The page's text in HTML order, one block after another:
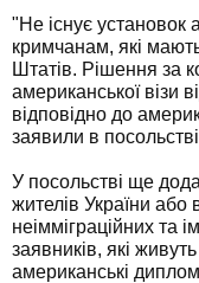
"Не існує установок
кримчанам, які
Штатів. Рішення за
американської візи
відповідно до
заявили в
У посольстві ще
жителів України або
неімміграційних та
заявників, які
американські